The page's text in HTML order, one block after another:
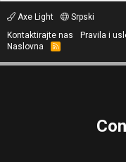
Axe Light
Srpski
Kontaktirajte nas
Pravila i
Naslovna
R
S